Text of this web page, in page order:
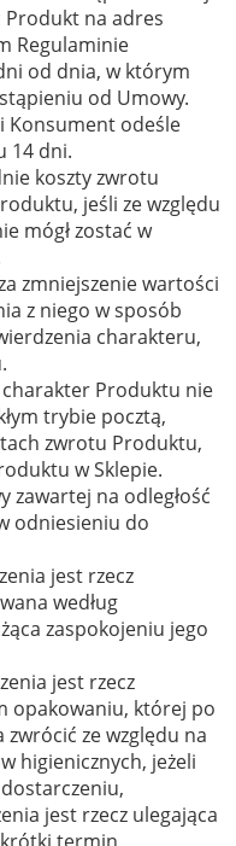
Produkt na adres
Regulaminie
od dnia, w którym
od Umowy.
Konsument odeśle
14 dni.
koszty zwrotu
jeśli ze względu
mógł zostać w
zmniejszenie wartości
z niego w sposób
charakteru,
charakter Produktu nie
trybie pocztą,
zwrotu Produktu,
w Sklepie.
zawartej na odległość
odniesieniu do
jest rzecz
według
zaspokojeniu jego
jest rzecz
opakowaniu, której po
ze względu na
higienicznych, jeżeli
jest rzecz ulegająca